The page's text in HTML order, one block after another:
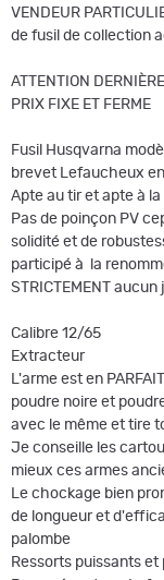
VENDEUR
de fusil de collection
ATTENTION
PRIX FIXE ET FERME
Fusil Husqvarna
brevet Lefaucheux
Apte au tir et apte à
Pas de poinçon PV
solidité et de
participé à la
STRICTEMENT
Calibre 12/65
Extracteur
L'arme est en
poudre noire et
avec le même et tire
Je conseille les
mieux ces armes
Le chockage bien
de longueur et
palombe
Ressorts puissants et